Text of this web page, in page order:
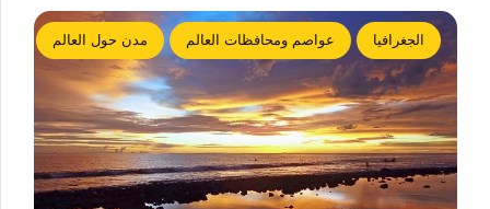
الجغرافيا عواصم ومحافظات العالم مدن حول العالم